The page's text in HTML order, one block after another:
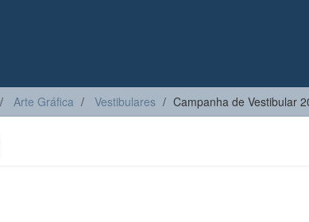
Arte Gráfica Vestibulares Campanha de Vestibular